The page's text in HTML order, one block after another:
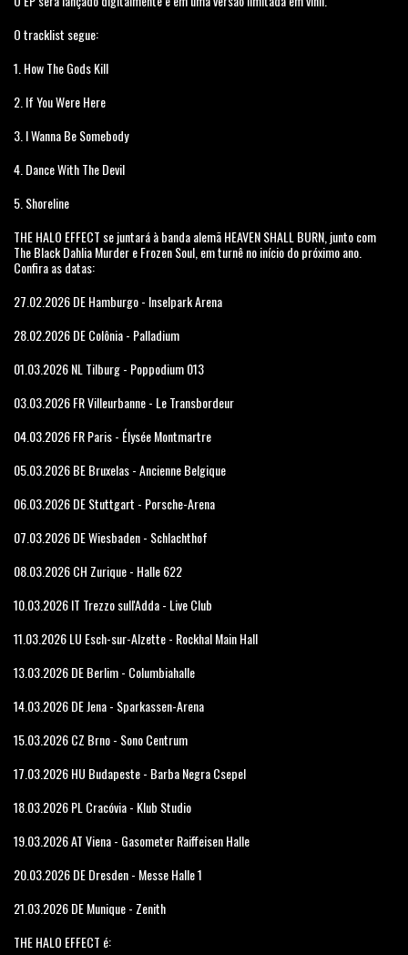
O tracklist segue:
1. How The Gods Kill
2. If You Were Here
3. I Wanna Be Somebody
4. Dance With The Devil
5. Shoreline
THE HALO EFFECT se juntará à banda alemã HEAVEN SHALL BURN, junto com
The Black Dahlia Murder e Frozen Soul, em turnê no início do próximo ano.
Confira as datas:
27.02.2026 DE Hamburgo - Inselpark Arena
28.02.2026 DE Colônia - Palladium
01.03.2026 NL Tilburg - Poppodium 013
03.03.2026 FR Villeurbanne - Le Transbordeur
04.03.2026 FR Paris - Élysée Montmartre
05.03.2026 BE Bruxelas - Ancienne Belgique
06.03.2026 DE Stuttgart - Porsche-Arena
07.03.2026 DE Wiesbaden - Schlachthof
08.03.2026 CH Zurique - Halle 622
10.03.2026 IT Trezzo sull'Adda - Live Club
11.03.2026 LU Esch-sur-Alzette - Rockhal Main Hall
13.03.2026 DE Berlim - Columbiahalle
14.03.2026 DE Jena - Sparkassen-Arena
15.03.2026 CZ Brno - Sono Centrum
17.03.2026 HU Budapeste - Barba Negra Csepel
18.03.2026 PL Cracóvia - Klub Studio
19.03.2026 AT Viena - Gasometer Raiffeisen Halle
20.03.2026 DE Dresden - Messe Halle 1
21.03.2026 DE Munique - Zenith
THE HALO EFFECT é: